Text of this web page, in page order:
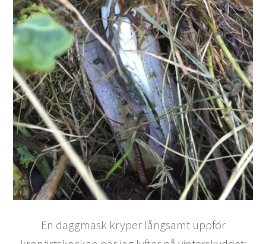
En daggmask kryper långsamt uppför